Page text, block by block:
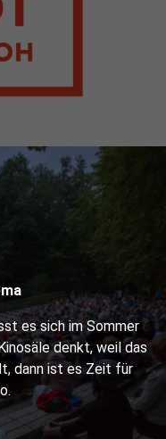
es sich im Som­mer
denkt, weil das
dann ist es Zeit für